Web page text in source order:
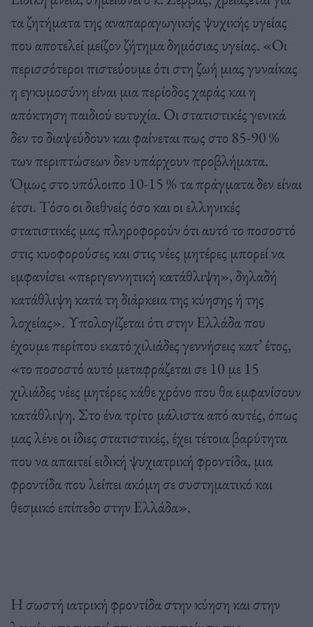
τα ζητήματα της αναπαραγωγικής ψυχικής υγείας
που αποτελεί μείζον ζήτημα δημόσιας υγείας. «Οι
περισσότεροι πιστεύουμε ότι στη ζωή μιας γυναίκας
η εγκυμοσύνη είναι μια περίοδος χαράς και η
απόκτηση παιδιού ευτυχία. Οι στατιστικές γενικά
δεν το διαψεύδουν και φαίνεται πως στο 85-90 %
των περιπτώσεων δεν υπάρχουν προβλήματα.
Όμως στο υπόλοιπο 10-15 % τα πράγματα δεν είναι
έτσι. Τόσο οι διεθνείς όσο και οι ελληνικές
στατιστικές μας πληροφορούν ότι αυτό το ποσοστό
στις κυοφορούσες και στις νέες μητέρες μπορεί να
εμφανίσει «περιγεννητική κατάθλιψη», δηλαδή
κατάθλιψη κατά τη διάρκεια της κύησης ή της
λοχείας». Υπολογίζεται ότι στην Ελλάδα που
έχουμε περίπου εκατό χιλιάδες γεννήσεις κατ’ έτος,
«το ποσοστό αυτό μεταφράζεται σε 10 με 15
χιλιάδες νέες μητέρες κάθε χρόνο που θα εμφανίσουν
κατάθλιψη. Στο ένα τρίτο μάλιστα από αυτές, όπως
μας λένε οι ίδιες στατιστικές, έχει τέτοια βαρύτητα
που να απαιτεί ειδική ψυχιατρική φροντίδα, μια
φροντίδα που λείπει ακόμη σε συστηματικό και
θεσμικό επίπεδο στην Ελλάδα».
Η σωστή ιατρική φροντίδα στην κύηση και στην